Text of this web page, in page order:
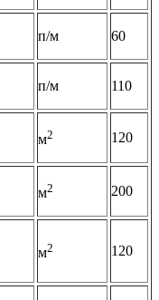
п/м 60
п/м 110
м2 120
м2 200
м2 120